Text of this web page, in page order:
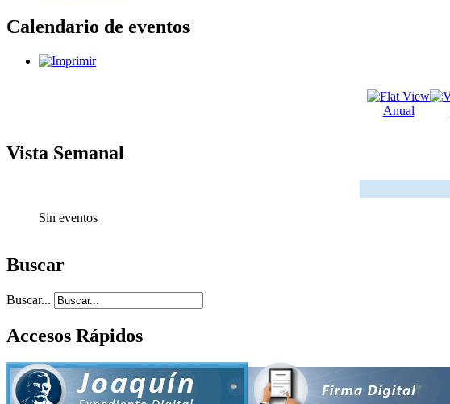
Calendario de eventos
Anual
Vista Semanal
Sin eventos
Buscar
Buscar...
Accesos Rápidos